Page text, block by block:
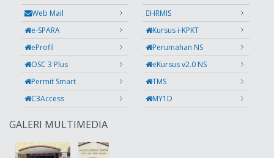
Web Mail
HRMIS
e-SPARA
Kursus i-KPKT
eProfil
Perumahan NS
OSC 3 Plus
eKursus v2.0 NS
Permit Smart
TMS
C3Access
MY1D
GALERI MULTIMEDIA